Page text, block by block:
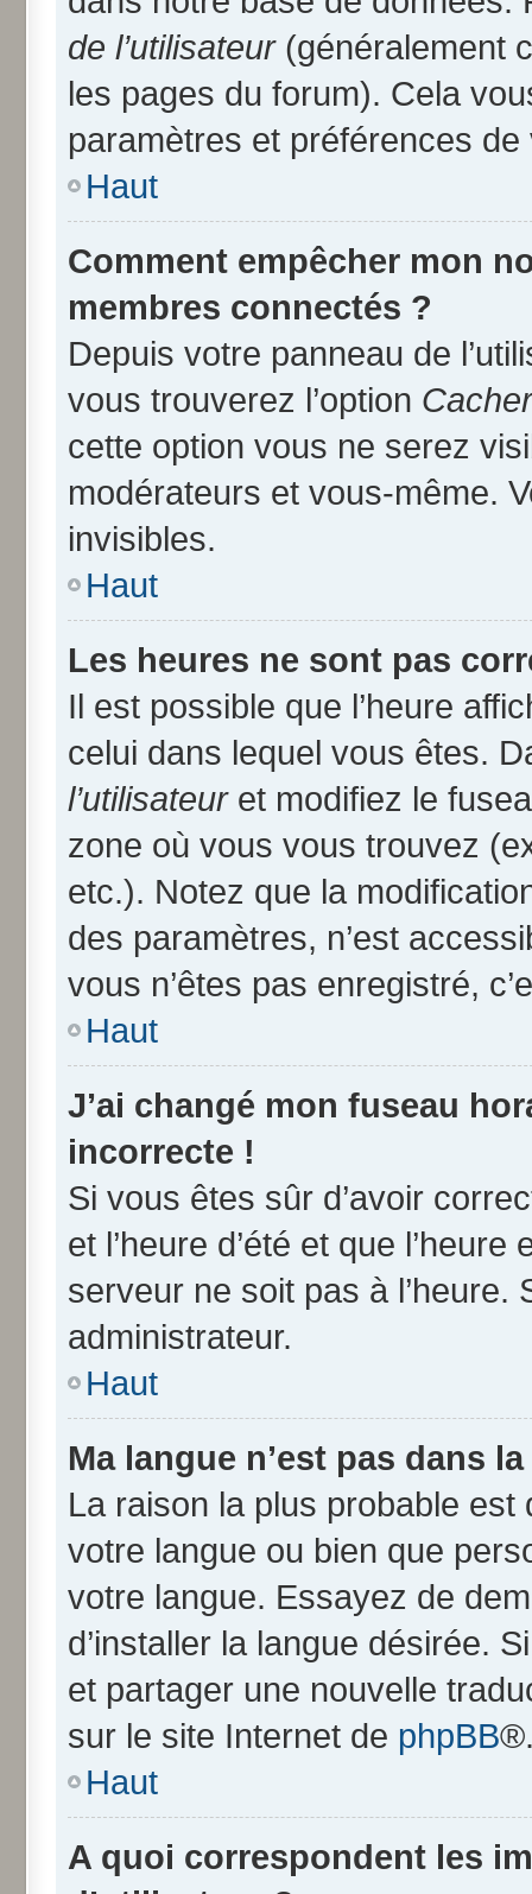
de l’utilisateur(généralement
les pages du forum). Cela
paramètres et préférences
Haut
Comment empêcher mon
membres connectés ?
Depuis votre panneau de
vous trouverez l’option
cette option vous ne serez
modérateurs et vous-même.
invisibles.
Haut
Les heures ne sont pas
Il est possible que l’heure
celui dans lequel vous êtes.
l’utilisateuret modifiez le
zone où vous vous trouvez
etc.). Notez que la
des paramètres, n’est
vous n’êtes pas enregistré,
Haut
J’ai changé mon fuseau
incorrecte !
Si vous êtes sûr d’avoir
et l’heure d’été et que
serveur ne soit pas à l’heure.
administrateur.
Haut
Ma langue n’est pas dans
La raison la plus probable est
votre langue ou bien que
votre langue. Essayez de
d’installer la langue désirée.
et partager une nouvelle
sur le site Internet de phpBB
Haut
A quoi correspondent les